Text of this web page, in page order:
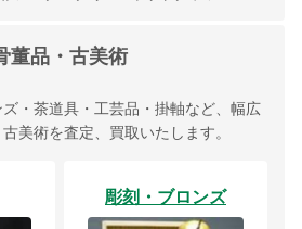
董品・古美術
・茶道具・工芸品・掛軸など、幅広
美術を査定、買取いたします。
彫刻・ブロンズ